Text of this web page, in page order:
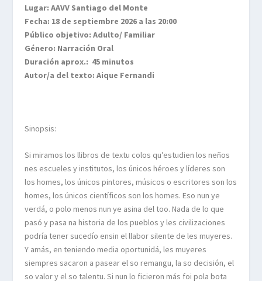
Lugar: AAVV Santiago del Monte
Fecha: 18 de septiembre 2026 a las 20:00
Público objetivo: Adulto/ Familiar
Género: Narración Oral
Duración aprox.: 45 minutos
Autor/a del texto: Aique Fernandi
Sinopsis:
Si miramos los llibros de textu colos qu’estudien los neños
nes escueles y institutos, los únicos héroes y líderes son
los homes, los únicos pintores, músicos o escritores son los
homes, los únicos científicos son los homes. Eso nun ye
verdá, o polo menos nun ye asina del too. Nada de lo que
pasó y pasa na historia de los pueblos y les civilizaciones
podría tener sucedío ensin el llabor silente de les muyeres.
Y amás, en teniendo media oportunidá, les muyeres
siempres sacaron a pasear el so remangu, la so decisión, el
so valor y el so talentu. Si nun lo ficieron más foi pola bota